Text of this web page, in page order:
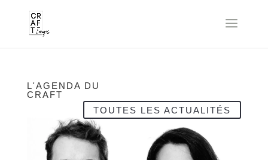
L'AGENDA DU
CRAFT
TOUTES LES ACTUALITÉS